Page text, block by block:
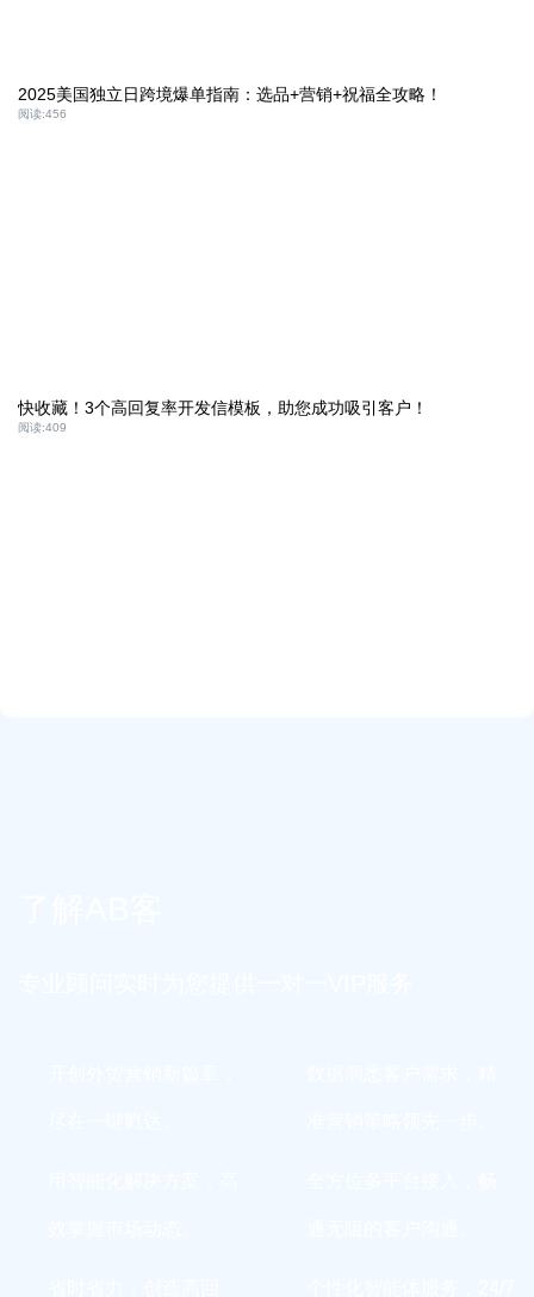
2025美国独立日跨境爆单指南：选品+营销+祝福全攻略！
阅读:456
快收藏！3个高回复率开发信模板，助您成功吸引客户！
阅读:409